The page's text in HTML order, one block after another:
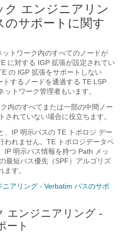
ク エンジニアリン
のサポートに関す
トワーク内のすべてのノードが
に対する IGP 拡張が設定されてい
の IGP 拡張をサポートしない
するノードを通過する TE LSP
トワーク管理者もいます。
内のすべてまたは一部の中間ノー
されていない場合に役立ちます。
、IP 明示パスの TE トポロジ デー
われません。TE トポロジデータベ
IP 明示パス情報を持つ Path メッ
最短パス優先（SPF）アルゴリズ
す。
アリング - Verbatim パスのサポ
エンジニアリング -
ート